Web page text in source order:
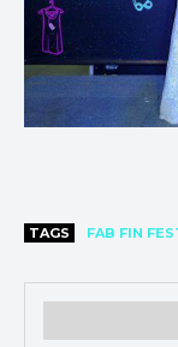
TAGS FAB FIN